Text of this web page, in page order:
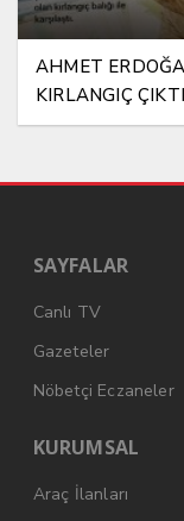
AHMET
KIRLANGIÇ ÇIKTI
SAYFALAR
Canlı TV
Gazeteler
Nöbetçi Eczaneler
KURUMSAL
Araç İlanları